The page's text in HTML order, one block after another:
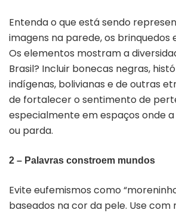
Entenda o que está sendo
imagens na parede, os brinquedos
Os elementos mostram a
Brasil? Incluir bonecas negras,
indígenas, bolivianas e de outras
de fortalecer o sentimento de
especialmente em espaços onde
ou parda.
2 – Palavras constroem mundos
Evite eufemismos como
baseados na cor da pele. Use com